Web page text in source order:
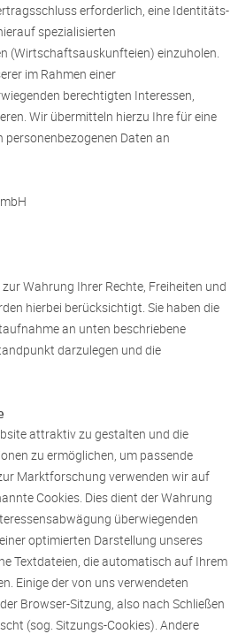
erforderlich, eine Identitäts-
spezialisierten
(Wirtschaftsauskunfteien) einzuholen.
im Rahmen einer
berechtigten Interessen,
Wir übermitteln hierzu Ihre für eine
Daten an
Wahrung Ihrer Rechte, Freiheiten und
hierbei berücksichtigt. Sie haben die
an unten beschriebene
darzulegen und die
attraktiv zu gestalten und die
zu ermöglichen, um passende
Marktforschung verwenden wir auf
Cookies. Dies dient der Wahrung
überwiegenden
optimierten Darstellung unseres
Textdateien, die automatisch auf Ihrem
Einige der von uns verwendeten
Browser-Sitzung, also nach Schließen
(sog. Sitzungs-Cookies). Andere